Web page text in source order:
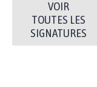
VOIR
TOUTES LES
SIGNATURES